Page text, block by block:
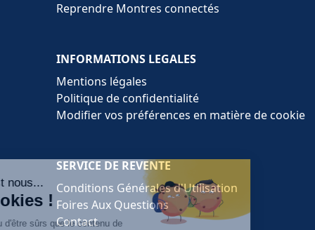
Reprendre Montres connectés
INFORMATIONS LEGALES
Mentions légales
Politique de confidentialité
Modifier vos préférences en matière de cookie
SERVICE DE REVENTE
Conditions Générales d'Utilisation
Foires Aux Questions
Contact